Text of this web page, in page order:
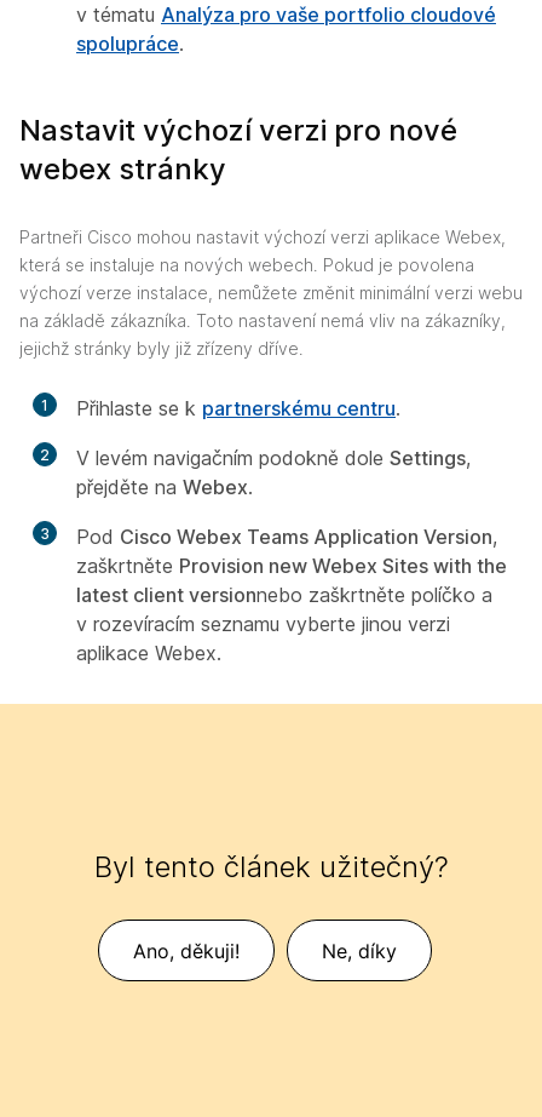
v tématu Analýza pro vaše portfolio cloudové
spolupráce.
Nastavit výchozí verzi pro nové
webex stránky
Partneři Cisco mohou nastavit výchozí verzi aplikace Webex,
která se instaluje na nových webech. Pokud je povolena
výchozí verze instalace, nemůžete změnit minimální verzi webu
na základě zákazníka. Toto nastavení nemá vliv na zákazníky,
jejichž stránky byly již zřízeny dříve.
1 Přihlaste se k partnerskému centru.
2 V levém navigačním podokně dole Settings,
přejděte na Webex.
3 Pod Cisco Webex Teams Application Version,
zaškrtněte Provision new Webex Sites with the
latest client versionnebo zaškrtněte políčko a
v rozevíracím seznamu vyberte jinou verzi
aplikace Webex.
Byl tento článek užitečný?
Ano, děkuji! Ne, díky